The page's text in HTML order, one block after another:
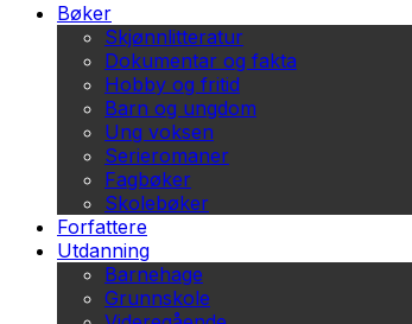
Bøker
Skjønnlitteratur
Dokumentar og fakta
Hobby og fritid
Barn og ungdom
Ung voksen
Serieromaner
Fagbøker
Skolebøker
Forfattere
Utdanning
Barnehage
Grunnskole